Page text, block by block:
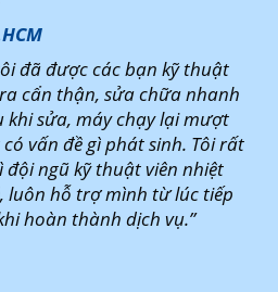
đã được các bạn kỹ thuật
cẩn thận, sửa chữa nhanh
khi sửa, máy chạy lại mượt
vấn đề gì phát sinh. Tôi rất
đội ngũ kỹ thuật viên nhiệt
luôn hỗ trợ mình từ lúc tiếp
hoàn thành dịch vụ.”